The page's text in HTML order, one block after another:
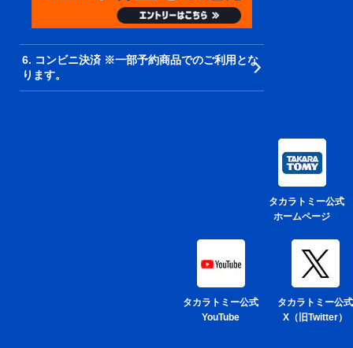
6. コンビニ決済 ※一部予約商品でのご利用とな
ります。
タカラトミー公式
ホームページ
タカラトミー公式
YouTube
タカラトミー公式
X（旧Twitter）